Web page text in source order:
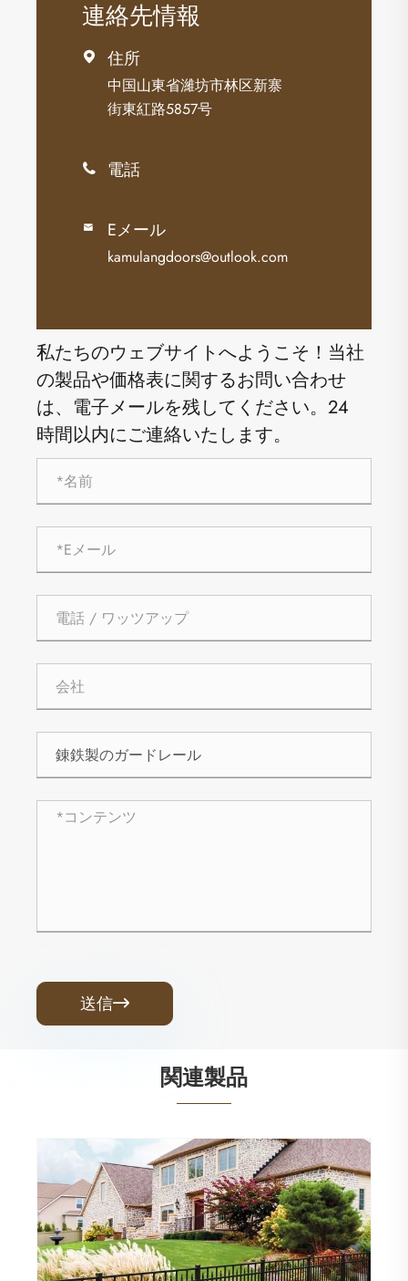
連絡先情報
 住所
中国山東省濰坊市林区新寨
街東紅路5857号
 電話
 Eメール
kamulangdoors@outlook.com
私たちのウェブサイトへようこそ！当社
の製品や価格表に関するお問い合わせ
は、電子メールを残してください。24
時間以内にご連絡いたします。
送信
関連製品